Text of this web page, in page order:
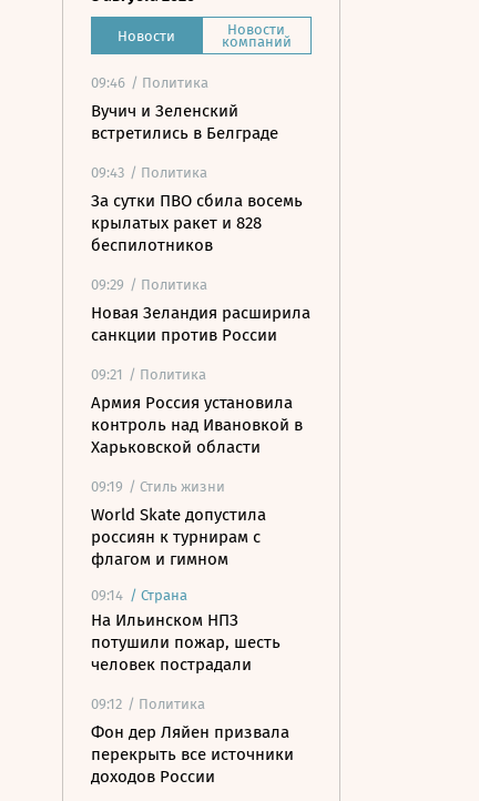
Новости Новости
компаний
09:46 / Политика
Вучич и Зеленский
встретились в Белграде
09:43 / Политика
За сутки ПВО сбила восемь
крылатых ракет и 828
беспилотников
09:29 / Политика
Новая Зеландия расширила
санкции против России
09:21 / Политика
Армия Россия установила
контроль над Ивановкой в
Харьковской области
09:19 / Стиль жизни
World Skate допустила
россиян к турнирам с
флагом и гимном
09:14 / Страна
На Ильинском НПЗ
потушили пожар, шесть
человек пострадали
09:12 / Политика
Фон дер Ляйен призвала
перекрыть все источники
доходов России